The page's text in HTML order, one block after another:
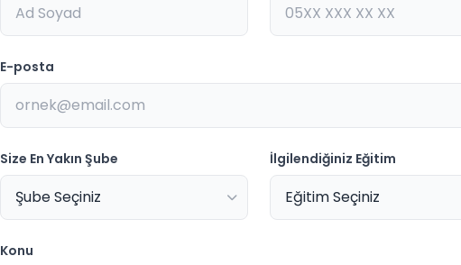
E-posta
Size En Yakın Şube İlgilendiğiniz Eğitim
Konu